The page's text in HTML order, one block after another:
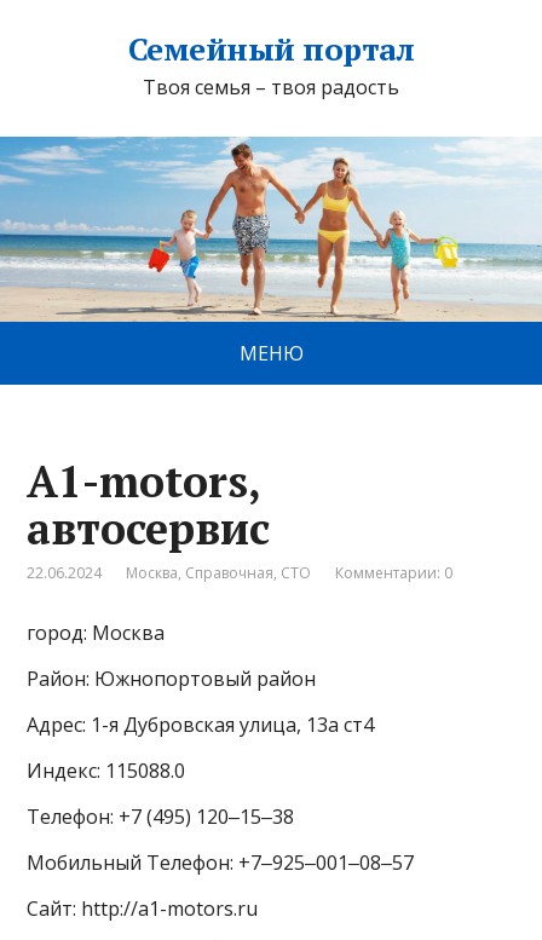
Семейный портал
Твоя семья – твоя радость
МЕНЮ
A1-motors,
автосервис
22.06.2024 Москва, Справочная, СТО Комментарии: 0
город: Москва
Район: Южнопортовый район
Адрес: 1-я Дубровская улица, 13а ст4
Индекс: 115088.0
Телефон: +7 (495) 120‒15‒38
Мобильный Телефон: +7‒925‒001‒08‒57
Сайт: http://a1-motors.ru